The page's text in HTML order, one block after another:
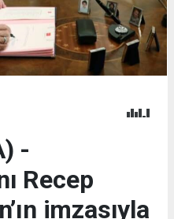
-
Recep
imzasıyla